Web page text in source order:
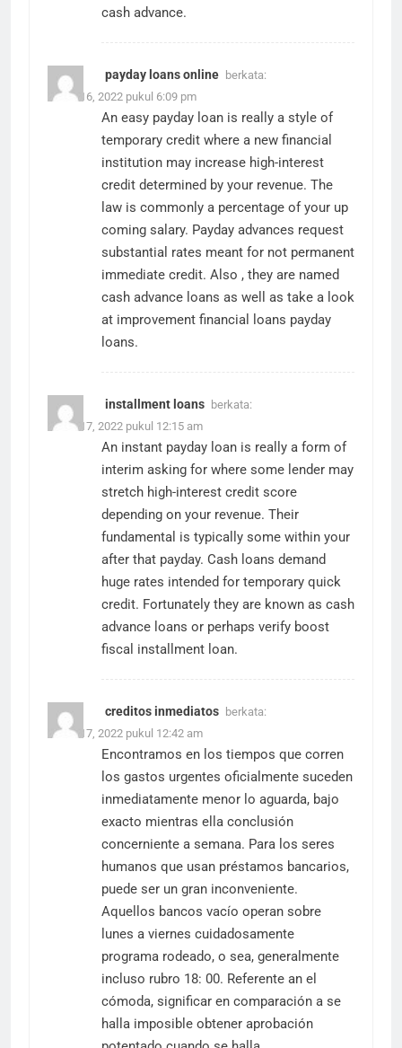
cash advance.
payday loans online berkata:
Maret 16, 2022 pukul 6:09 pm
An easy payday loan is really a style of
temporary credit where a new financial
institution may increase high-interest
credit determined by your revenue. The
law is commonly a percentage of your up
coming salary. Payday advances request
substantial rates meant for not permanent
immediate credit. Also , they are named
cash advance loans as well as take a look
at improvement financial loans payday
loans.
installment loans berkata:
Maret 17, 2022 pukul 12:15 am
An instant payday loan is really a form of
interim asking for where some lender may
stretch high-interest credit score
depending on your revenue. Their
fundamental is typically some within your
after that payday. Cash loans demand
huge rates intended for temporary quick
credit. Fortunately they are known as cash
advance loans or perhaps verify boost
fiscal installment loan.
creditos inmediatos berkata:
Maret 17, 2022 pukul 12:42 am
Encontramos en los tiempos que corren
los gastos urgentes oficialmente suceden
inmediatamente menor lo aguarda, bajo
exacto mientras ella conclusión
concerniente a semana. Para los seres
humanos que usan préstamos bancarios,
puede ser un gran inconveniente.
Aquellos bancos vacío operan sobre
lunes a viernes cuidadosamente
programa rodeado, o sea, generalmente
incluso rubro 18: 00. Referente an el
cómoda, significar en comparación a se
halla imposible obtener aprobación